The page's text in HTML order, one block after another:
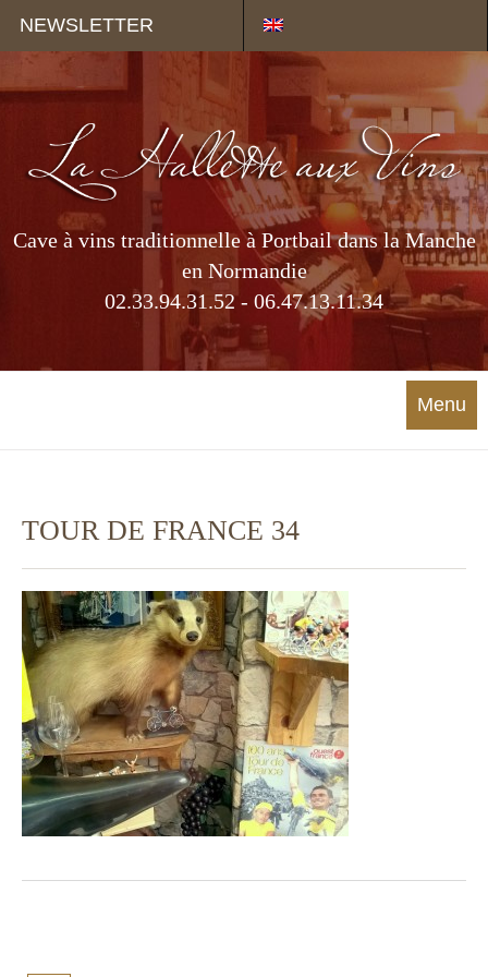
NEWSLETTER
Cave à vins traditionnelle à Portbail dans la Manche
en Normandie
02.33.94.31.52 - 06.47.13.11.34
Menu
TOUR DE FRANCE 34
Panneau de gestion des cookies